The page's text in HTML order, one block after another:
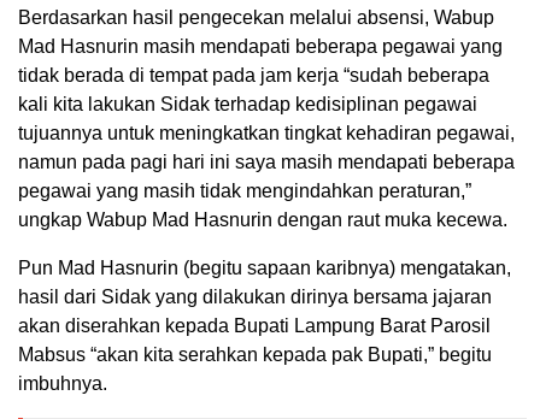
Berdasarkan hasil pengecekan melalui absensi, Wabup
Mad Hasnurin masih mendapati beberapa pegawai yang
tidak berada di tempat pada jam kerja “sudah beberapa
kali kita lakukan Sidak terhadap kedisiplinan pegawai
tujuannya untuk meningkatkan tingkat kehadiran pegawai,
namun pada pagi hari ini saya masih mendapati beberapa
pegawai yang masih tidak mengindahkan peraturan,”
ungkap Wabup Mad Hasnurin dengan raut muka kecewa.
Pun Mad Hasnurin (begitu sapaan karibnya) mengatakan,
hasil dari Sidak yang dilakukan dirinya bersama jajaran
akan diserahkan kepada Bupati Lampung Barat Parosil
Mabsus “akan kita serahkan kepada pak Bupati,” begitu
imbuhnya.